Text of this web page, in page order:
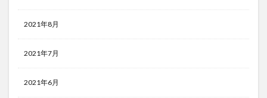
2021年8月
2021年7月
2021年6月